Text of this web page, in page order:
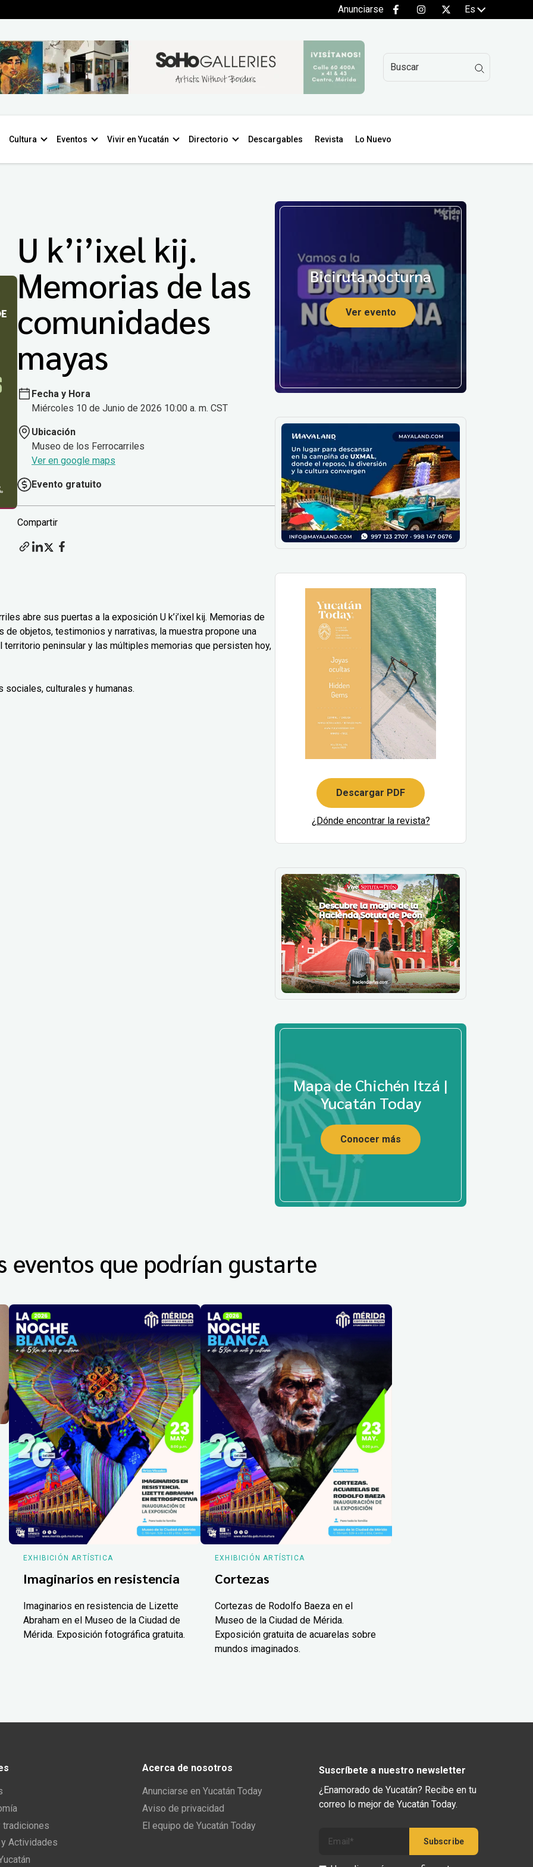
Anunciarse Es
Cultura Eventos Vivir en Yucatán Directorio Descargables Revista Lo Nuevo
U k’i’ixel kij.
Memorias de las
comunidades
mayas
Fecha y Hora
Miércoles 10 de Junio de 2026 10:00 a. m. CST
Ubicación
Museo de los Ferrocarriles
Ver en google maps
Evento gratuito
Compartir
abre sus puertas a la exposición U k’i’ixel kij. Memorias de
de objetos, testimonios y narrativas, la muestra propone una
peninsular y las múltiples memorias que persisten hoy,
sociales, culturales y humanas.
Biciruta nocturna
Ver evento
Descargar PDF
¿Dónde encontrar la revista?
Mapa de Chichén Itzá |
Yucatán Today
Conocer más
eventos que podrían gustarte
EXHIBICIÓN ARTÍSTICA
Imaginarios en resistencia
Imaginarios en resistencia de Lizette
Abraham en el Museo de la Ciudad de
Mérida. Exposición fotográfica gratuita.
EXHIBICIÓN ARTÍSTICA
Cortezas
Cortezas de Rodolfo Baeza en el
Museo de la Ciudad de Mérida.
Exposición gratuita de acuarelas sobre
mundos imaginados.
tradiciones
Actividades
Acerca de nosotros
Anunciarse en Yucatán Today
Aviso de privacidad
El equipo de Yucatán Today
Suscríbete a nuestro newsletter
¿Enamorado de Yucatán? Recibe en tu
correo lo mejor de Yucatán Today.